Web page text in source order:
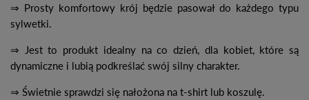
⇒ Prosty komfortowy krój będzie pasował do każdego typu
sylwetki.
⇒ Jest to produkt idealny na co dzień, dla kobiet, które są
dynamiczne i lubią podkreślać swój silny charakter.
⇒ Świetnie sprawdzi się nałożona na t-shirt lub koszulę.